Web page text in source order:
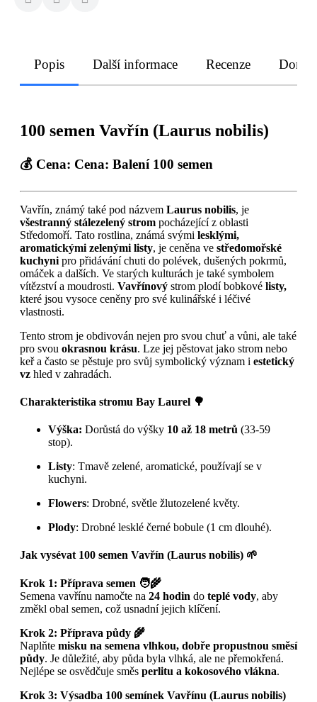
Popis Další informace Recenze
100 semen Vavřín (Laurus nobilis)
💰 Cena: Cena: Balení 100 semen
Vavřín, známý také pod názvem Laurus nobilis, je
všestranný stálezelený strom pocházející z oblasti
Středomoří. Tato rostlina, známá svými lesklými,
aromatickými zelenými listy, je ceněna ve středomořské
kuchyni pro přidávání chuti do polévek, dušených pokrmů,
omáček a dalších. Ve starých kulturách je také symbolem
vítězství a moudrosti. Vavřínový strom plodí bobkové listy,
které jsou vysoce ceněny pro své kulinářské i léčivé
vlastnosti.
Tento strom je obdivován nejen pro svou chuť a vůni, ale také
pro svou okrasnou krásu. Lze jej pěstovat jako strom nebo
keř a často se pěstuje pro svůj symbolický význam i estetický
vz hled v zahradách.
Charakteristika stromu Bay Laurel 🌳
Výška: Dorůstá do výšky 10 až 18 metrů (33-59
stop).
Listy: Tmavě zelené, aromatické, používají se v
kuchyni.
Flowers: Drobné, světle žlutozelené květy.
Plody: Drobné lesklé černé bobule (1 cm dlouhé).
Jak vysévat 100 semen Vavřín (Laurus nobilis) 🌱
Krok 1: Příprava semen 🧑‍🌾
Semena vavřínu namočte na 24 hodin do teplé vody, aby
změkl obal semen, což usnadní jejich klíčení.
Krok 2: Příprava půdy 🌾
Naplňte misku na semena vlhkou, dobře propustnou směsí
půdy. Je důležité, aby půda byla vlhká, ale ne přemokřená.
Nejlépe se osvědčuje směs perlitu a kokosového vlákna.
Krok 3: Výsadba 100 semínek Vavřínu (Laurus nobilis)